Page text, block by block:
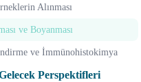
Alınması
ve Boyanması
ve İmmünohistokimya
Perspektifleri